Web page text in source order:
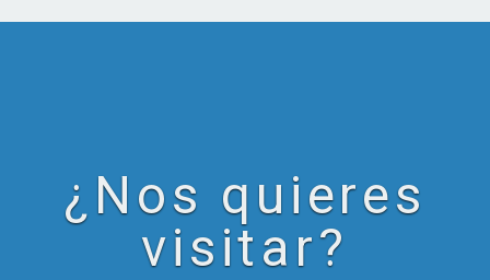
¿Nos quieres
visitar?